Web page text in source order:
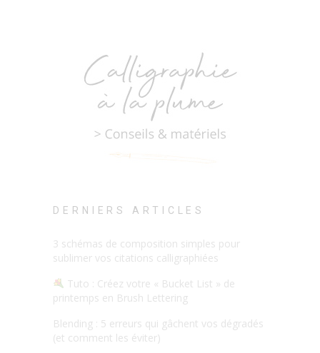
DERNIERS ARTICLES
3 schémas de composition simples pour
sublimer vos citations calligraphiées
Tuto : Créez votre « Bucket List » de
printemps en Brush Lettering
Blending : 5 erreurs qui gâchent vos dégradés
(et comment les éviter)